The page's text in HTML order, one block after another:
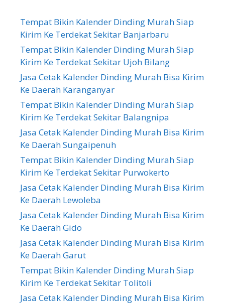
Tempat Bikin Kalender Dinding Murah Siap
Kirim Ke Terdekat Sekitar Banjarbaru
Tempat Bikin Kalender Dinding Murah Siap
Kirim Ke Terdekat Sekitar Ujoh Bilang
Jasa Cetak Kalender Dinding Murah Bisa Kirim
Ke Daerah Karanganyar
Tempat Bikin Kalender Dinding Murah Siap
Kirim Ke Terdekat Sekitar Balangnipa
Jasa Cetak Kalender Dinding Murah Bisa Kirim
Ke Daerah Sungaipenuh
Tempat Bikin Kalender Dinding Murah Siap
Kirim Ke Terdekat Sekitar Purwokerto
Jasa Cetak Kalender Dinding Murah Bisa Kirim
Ke Daerah Lewoleba
Jasa Cetak Kalender Dinding Murah Bisa Kirim
Ke Daerah Gido
Jasa Cetak Kalender Dinding Murah Bisa Kirim
Ke Daerah Garut
Tempat Bikin Kalender Dinding Murah Siap
Kirim Ke Terdekat Sekitar Tolitoli
Jasa Cetak Kalender Dinding Murah Bisa Kirim